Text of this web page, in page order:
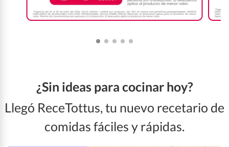
¿Sin ideas para cocinar hoy?
Llegó ReceTottus, tu nuevo recetario de
comidas fáciles y rápidas.